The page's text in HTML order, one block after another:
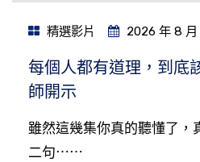
精選影片 2026 年 8 月
每個人都有道理，到底
師開示
雖然這幾集你真的聽懂了，
二句⋯⋯